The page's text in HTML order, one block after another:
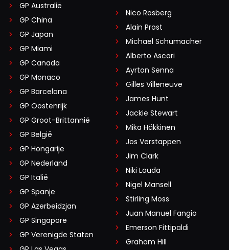
GP Australië
GP China
GP Japan
GP Miami
GP Canada
GP Monaco
GP Barcelona
GP Oostenrijk
GP Groot-Brittannië
GP België
GP Hongarije
GP Nederland
GP Italië
GP Spanje
GP Azerbeidzjan
GP Singapore
GP Verenigde Staten
Nico Rosberg
Alain Prost
Michael Schumacher
Alberto Ascari
Ayrton Senna
Gilles Villeneuve
James Hunt
Jackie Stewart
Mika Häkkinen
Jos Verstappen
Jim Clark
Niki Lauda
Nigel Mansell
Stirling Moss
Juan Manuel Fangio
Emerson Fittipaldi
Graham Hill